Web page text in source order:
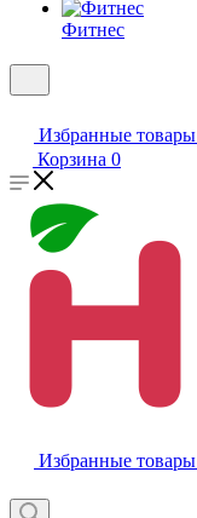
Фитнес
Избранные товары
Корзина 0
Избранные товары